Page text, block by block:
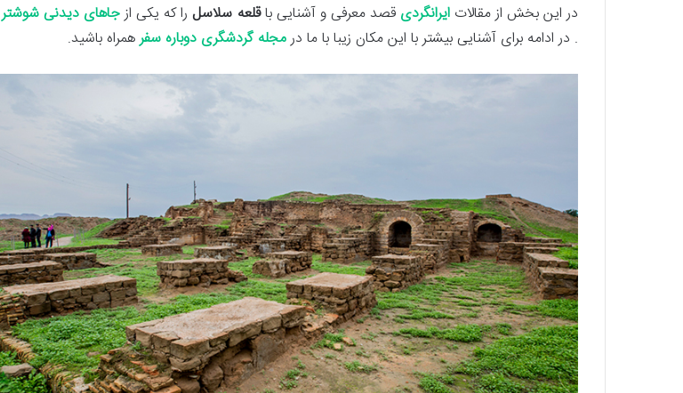
در این بخش از مقالات ایرانگردی قصد معرفی و آشنایی باقلعه سلاسل را که یکی ازجاهای دیدنی شوشتر
. در ادامه برای آشنایی بیشتر با این مکان زیبا با ما درمجله گردشگری دوباره سفرهمراه باشید.